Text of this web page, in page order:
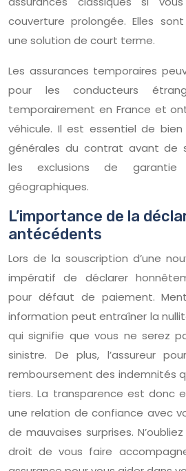
couverture prolongée. Elles
une solution de court terme.
Les assurances temporaires
pour les conducteurs
temporairement en France et
véhicule. Il est essentiel de
générales du contrat avant de
les exclusions de
géographiques.
L’importance de la
antécédents
Lors de la souscription d’une
impératif de déclarer
pour défaut de paiement.
information peut entraîner la
qui signifie que vous ne serez
sinistre. De plus, l’assureur
remboursement des indemnités
tiers. La transparence est donc
une relation de confiance avec
de mauvaises surprises.
droit de vous faire